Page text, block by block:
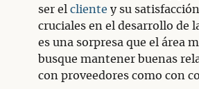
ser el cliente y su
cruciales en el desarrollo de
es una sorpresa que el área
busque mantener buenas
con proveedores como con